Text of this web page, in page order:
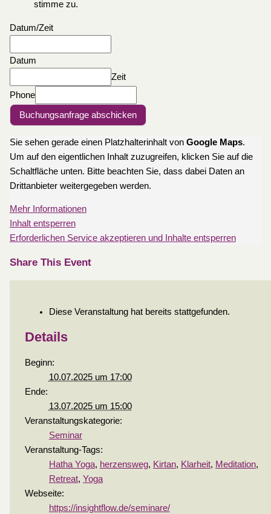
stimme zu.
Datum/Zeit
Datum
Zeit
Phone
Buchungsanfrage abschicken
Sie sehen gerade einen Platzhalterinhalt von Google Maps.
Um auf den eigentlichen Inhalt zuzugreifen, klicken Sie auf die
Schaltfläche unten. Bitte beachten Sie, dass dabei Daten an
Drittanbieter weitergegeben werden.
Mehr Informationen
Inhalt entsperren
Erforderlichen Service akzeptieren und Inhalte entsperren
Share This Event
Diese Veranstaltung hat bereits stattgefunden.
Details
Beginn:
10.07.2025 um 17:00
Ende:
13.07.2025 um 15:00
Veranstaltungskategorie:
Seminar
Veranstaltung-Tags:
Hatha Yoga, herzensweg, Kirtan, Klarheit, Meditation,
Retreat, Yoga
Webseite:
https://insightflow.de/seminare/